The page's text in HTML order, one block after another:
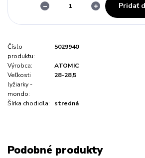
Pridať
Číslo
produktu:
5029940
Výrobca:
ATOMIC
Veľkosti
lyžiarky -
mondo:
28-28,5
Šírka chodidla: stredná
Podobné produkty